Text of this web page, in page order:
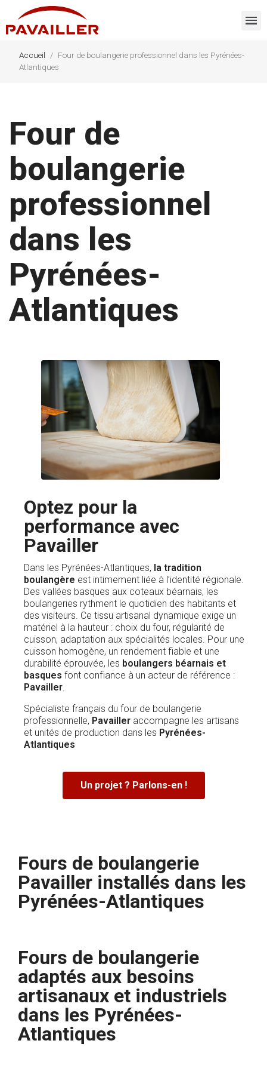
Accueil
Four de boulangerie professionnel dans les Pyrénées-
Atlantiques
Four de
boulangerie
professionnel
dans les
Pyrénées-
Atlantiques
Optez pour la
performance avec
Pavailler
Dans les Pyrénées-Atlantiques, la tradition
boulangère est intimement liée à l’identité régionale.
Des vallées basques aux coteaux béarnais, les
boulangeries rythment le quotidien des habitants et
des visiteurs. Ce tissu artisanal dynamique exige un
matériel à la hauteur : choix du four, régularité de
cuisson, adaptation aux spécialités locales. Pour une
cuisson homogène, un rendement fiable et une
durabilité éprouvée, les boulangers béarnais et
basques font confiance à un acteur de référence :
Pavailler.
Spécialiste français du four de boulangerie
professionnelle, Pavailler accompagne les artisans
et unités de production dans les Pyrénées-
Atlantiques
Un projet ? Parlons-en !
Fours de boulangerie
Pavailler installés dans les
Pyrénées-Atlantiques
Fours de boulangerie
adaptés aux besoins
artisanaux et industriels
dans les Pyrénées-
Atlantiques